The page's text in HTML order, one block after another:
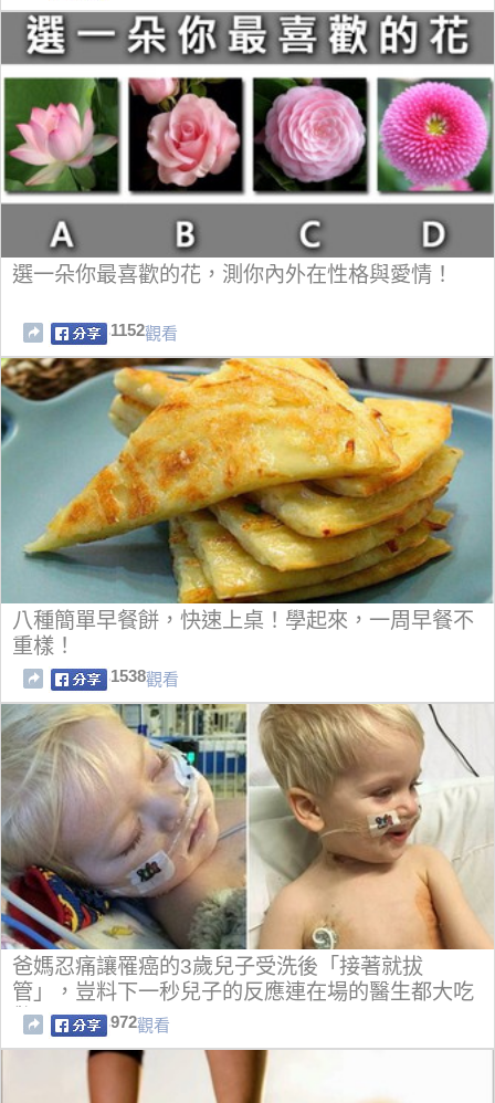
選一朵你最喜歡的花，測你內外在性格與愛情！
1152觀看
八種簡單早餐餅，快速上桌！學起來，一周早餐不
重樣！
1538觀看
爸媽忍痛讓罹癌的3歲兒子受洗後「接著就拔
管」，豈料下一秒兒子的反應連在場的醫生都大吃
驚！
972觀看